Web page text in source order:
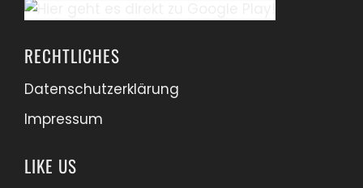
RECHTLICHES
Datenschutzerklärung
Impressum
LIKE US